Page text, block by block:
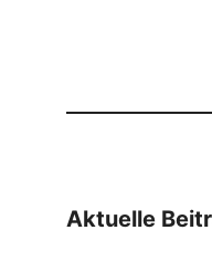
Aktuelle